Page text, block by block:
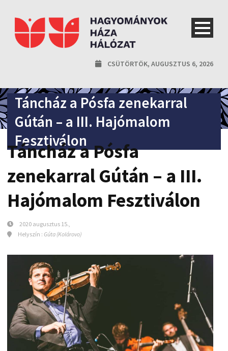
CSÜTÖRTÖK, AUGUSZTUS 6, 2026
Táncház a Pósfa zenekarral
Gútán – a III. Hajómalom
Fesztiválon
Táncház a Pósfa
zenekarral Gútán – a III.
Hajómalom Fesztiválon
2020 augusztus 15.,
Helyszín : Gúta (Kolárovo)